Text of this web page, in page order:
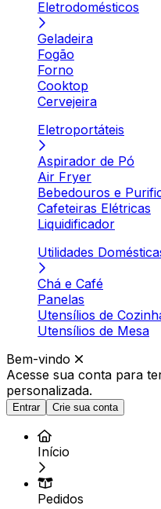
Eletrodomésticos
Geladeira
Fogão
Forno
Cooktop
Cervejeira
Eletroportáteis
Aspirador de Pó
Air Fryer
Bebedouros e
Cafeteiras Elétricas
Liquidificador
Utilidades
Chá e Café
Panelas
Utensílios de
Utensílios de Mesa
Bem-vindo
Acesse sua conta para
personalizada.
Entrar Crie sua conta
Início
Pedidos